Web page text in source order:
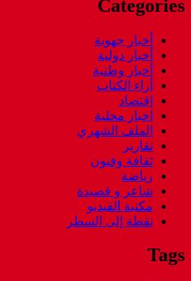
Categories
أخبار جهوية
أخبار دولية
أخبار وطنية
أراء الكتاب
إقتصاد
اخبار محلية
الملف الشهري
تقارير
ثقافة وفنون
رياضة
شاعر و قصيدة
مكتبة الفيديو
نقطة إلى السطر
Tags